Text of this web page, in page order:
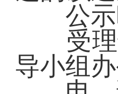
公示时
受理
导小组